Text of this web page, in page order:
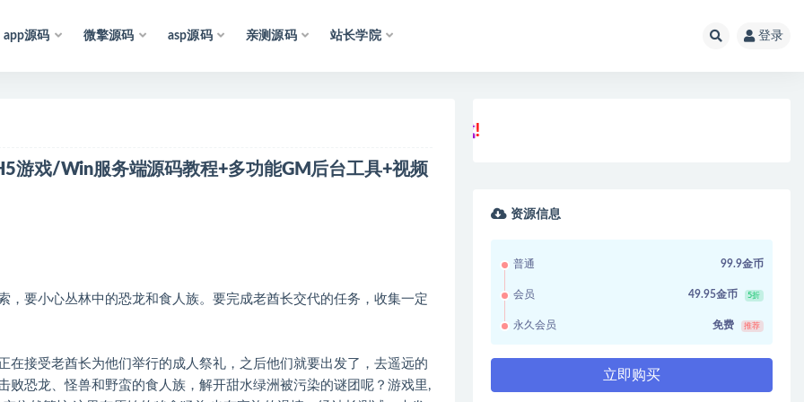
app源码 微擎源码 asp源码 亲测源码 站长学院 登录
游戏/Win服务端源码教程+多功能GM后台工具+视频
要小心丛林中的恐龙和食人族。要完成老酋长交代的任务，收集一定
接受老酋长为他们举行的成人祭礼，之后他们就要出发了，去遥远的
恐龙、怪兽和野蛮的食人族，解开甜水绿洲被污染的谜团呢？游戏里,
资源信息
普通 99.9金币
会员 49.95金币 5折
永久会员 免费 推荐
立即购买